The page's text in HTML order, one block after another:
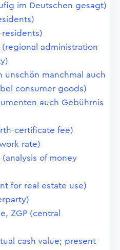
im Deutschen gesagt)
administration
unschön manchmal auch
consumer goods)
auch Gebührnis
certificate fee)
rate)
of money
for real estate use)
ZGP (central
cash value; present